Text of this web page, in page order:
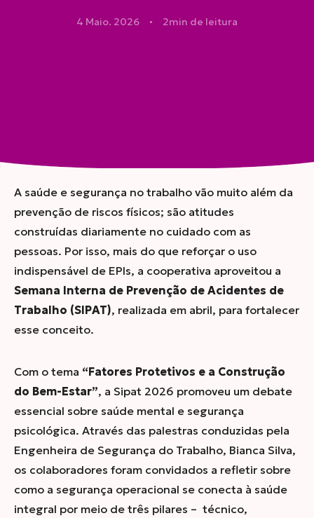
4 Maio. 2026 ● 2min de leitura
A saúde e segurança no trabalho vão muito além da
prevenção de riscos físicos; são atitudes
construídas diariamente no cuidado com as
pessoas. Por isso, mais do que reforçar o uso
indispensável de EPIs, a cooperativa aproveitou a
Semana Interna de Prevenção de Acidentes de
Trabalho (SIPAT), realizada em abril, para fortalecer
esse conceito.
Com o tema “Fatores Protetivos e a Construção
do Bem-Estar”, a Sipat 2026 promoveu um debate
essencial sobre saúde mental e segurança
psicológica. Através das palestras conduzidas pela
Engenheira de Segurança do Trabalho, Bianca Silva,
os colaboradores foram convidados a refletir sobre
como a segurança operacional se conecta à saúde
integral por meio de três pilares – técnico,